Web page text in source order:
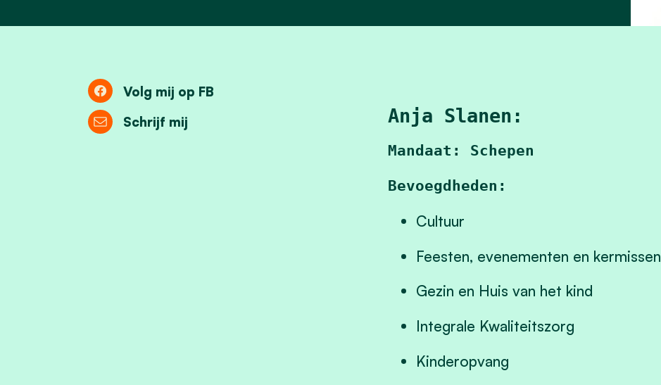
Anja Slanen:
Mandaat: Schepen
Bevoegdheden:
Cultuur
Feesten, evenementen en kermissen
Gezin en Huis van het kind
Integrale Kwaliteitszorg
Kinderopvang
Volg mij op FB
Schrijf mij